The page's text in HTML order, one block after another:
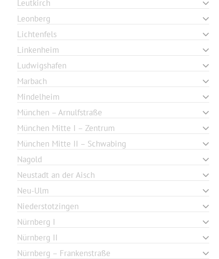
Leutkirch
Leonberg
Lichtenfels
Linkenheim
Ludwigshafen
Marbach
Mindelheim
München – Arnulfstraße
München Mitte I – Zentrum
München Mitte II – Schwabing
Nagold
Neustadt an der Aisch
Neu-Ulm
Niederstotzingen
Nürnberg I
Nürnberg II
Nürnberg – Frankenstraße